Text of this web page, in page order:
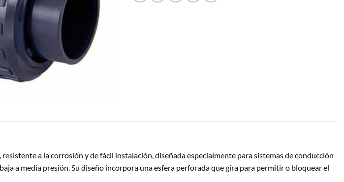
a la corrosión y de fácil instalación, diseñada especialmente para sistemas de conducción
a media presión. Su diseño incorpora una esfera perforada que gira para permitir o bloquear el